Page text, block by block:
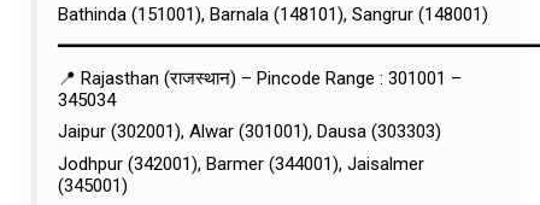
Bathinda (151001), Barnala (148101), Sangrur (148001)
📍 Rajasthan (राजस्थान) – Pincode Range : 301001 –
345034
Jaipur (302001), Alwar (301001), Dausa (303303)
Jodhpur (342001), Barmer (344001), Jaisalmer
(345001)